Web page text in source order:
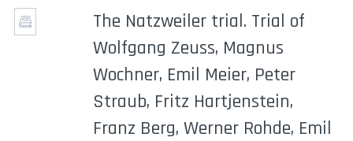
The Natzweiler trial. Trial of
Wolfgang Zeuss, Magnus
Wochner, Emil Meier, Peter
Straub, Fritz Hartjenstein,
Franz Berg, Werner Rohde, Emil